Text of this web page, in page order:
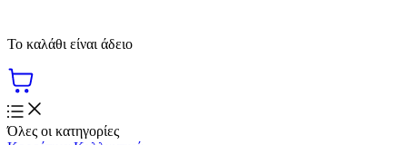
Το καλάθι είναι άδειο
Όλες οι κατηγορίες